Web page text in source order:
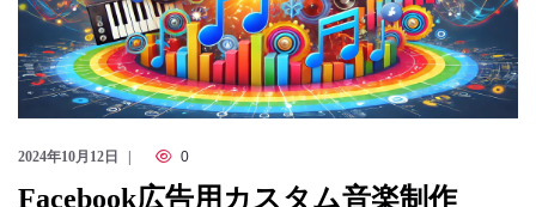
2024年10月12日 0
Facebook広告用カスタム音楽制作